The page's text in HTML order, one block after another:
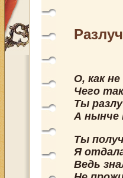
О, как
Чего
Ты
А нынче
Ты
Я
Ведь